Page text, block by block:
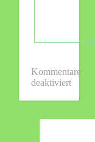
Kommentare
deaktiviert
Zu